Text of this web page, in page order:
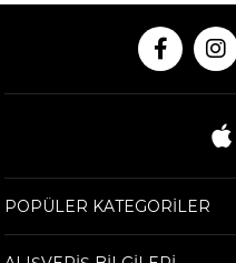
POPÜLER KATEGORİLER